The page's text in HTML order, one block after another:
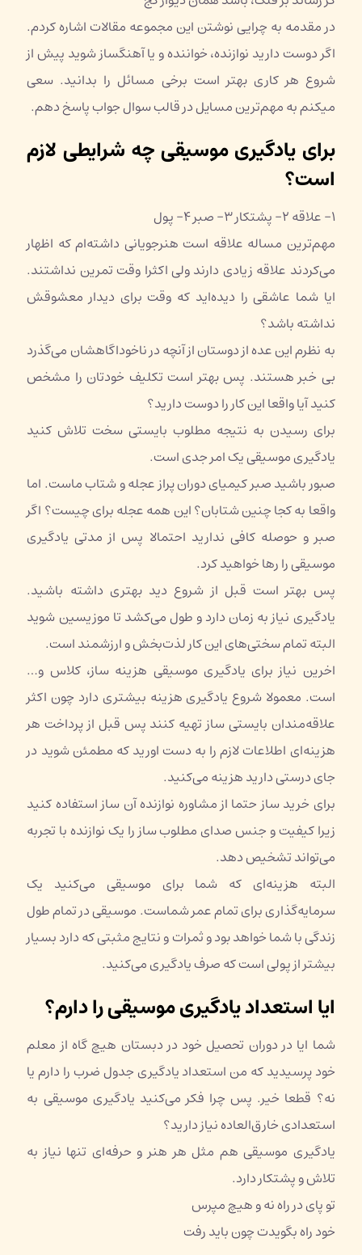
در مقدمه به چرایی نوشتن این مجموعه مقالات اشاره کردم.
اگر دوست دارید نوازنده، خواننده و یا آهنگساز شوید پیش از
شروع هر کاری بهتر است برخی مسائل را بدانید. سعی
میکنم به مهم‌ترین مسایل در قالب سوال جواب پاسخ دهم.
برای یادگیری موسیقی چه شرایطی لازم
است؟
۱- علاقه ۲- پشتکار ۳- صبر ۴- پول
مهم‌ترین مساله علاقه است هنرجویانی داشته‌ام که اظهار
می‌کردند علاقه زیادی دارند ولی اکثرا وقت تمرین نداشتند.
ایا شما عاشقی را دیده‌اید که وقت برای دیدار معشوقش
نداشته باشد؟
به نظرم این عده از دوستان از آنچه در ناخوداگاهشان می‌گذرد
بی خبر هستند. پس بهتر است تکلیف خودتان را مشخص
کنید آیا واقعا این کار را دوست دارید؟
برای رسیدن به نتیجه مطلوب بایستی سخت تلاش کنید
یادگیری موسیقی یک امر جدی است.
صبور باشید صبر کیمیای دوران پراز عجله و شتاب ماست. اما
واقعا به کجا چنین شتابان؟ این همه عجله برای چیست؟ اگر
صبر و حوصله کافی ندارید احتمالا پس از مدتی یادگیری
موسیقی را رها خواهید کرد.
پس بهتر است قبل از شروع دید بهتری داشته باشید.
یادگیری نیاز به زمان دارد و طول می‌کشد تا موزیسین شوید
البته تمام سختی‌های این کار لذت‌بخش و ارزشمند است.
اخرین نیاز برای یادگیری موسیقی هزینه‌ ساز، کلاس و…
است. معمولا شروع یادگیری هزینه بیشتری دارد چون اکثر
علاقه‌مندان بایستی ساز تهیه کنند پس قبل از پرداخت هر
هزینه‌ای اطلاعات لازم را به دست اورید که مطمئن شوید در
جای درستی دارید هزینه می‌کنید.
برای خرید ساز حتما از مشاوره نوازنده آن ساز استفاده کنید
زیرا کیفیت و جنس صدای مطلوب ساز را یک نوازنده با تجربه
می‌تواند تشخیص دهد.
البته هزینه‌ای که شما برای موسیقی می‌کنید یک
سرمایه‌گذاری برای تمام عمر شماست. موسیقی در تمام طول
زندگی با شما خواهد بود و ثمرات و نتایج مثبتی که دارد بسیار
بیشتر از پولی است که صرف یادگیری می‌کنید.
ایا استعداد یادگیری موسیقی را دارم؟
شما ایا در دوران تحصیل خود در دبستان هیچ گاه از معلم
خود پرسیدید که من استعداد یادگیری جدول ضرب را دارم یا
نه؟ قطعا خیر. پس چرا فکر می‌کنید یادگیری موسیقی به
استعدادی خارق‌العاده نیاز دارید؟
یادگیری موسیقی هم مثل هر هنر و حرفه‌ای تنها نیاز به
تلاش و پشتکار دارد.
تو پای در راه نه و هیچ مپرس
خود راه بگویدت چون باید رفت